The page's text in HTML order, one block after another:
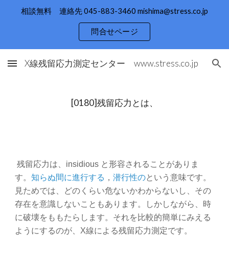
相談無料 連絡先 045-883-3460 mishima@stress.co.jp
問合せページ
X線残留応力測定センター www.stress.co.jp
[0180]残留応力とは、
残留応力は、insidious と形容されることがありま
す。知らぬ間に進行する ，潜行性のという意味です。
見ためでは、どのくらい危ないかわからないし、その
存在を意識しないこともあります。しかしながら、時
に破壊をももたらします。それを比較的簡単にみえる
ようにするのが、X線による残留応力測定です。